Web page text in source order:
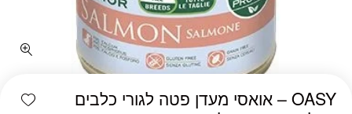
OASY – אואסי מעדן פטה לגורי כלבים